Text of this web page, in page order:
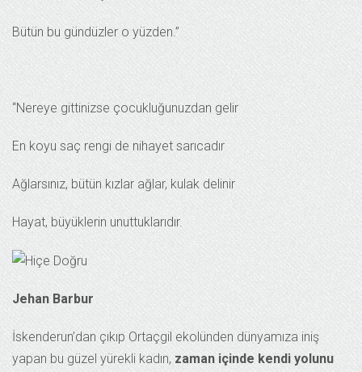
Bütün bu gündüzler o yüzden.”
“Nereye gittinizse çocukluğunuzdan gelir
En koyu saç rengi de nihayet sarıcadır
Ağlarsınız, bütün kızlar ağlar, kulak delinir
Hayat, büyüklerin unuttuklarıdır.
Jehan Barbur
İskenderun’dan çıkıp Ortaçgil ekolünden dünyamıza iniş
yapan bu güzel yürekli kadın, zaman içinde kendi yolunu